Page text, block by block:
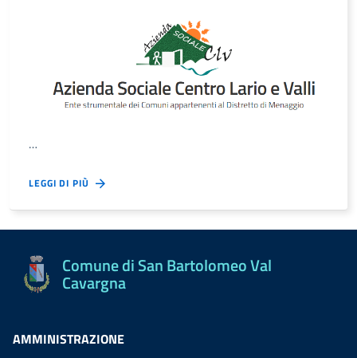
…
LEGGI DI PIÙ
Comune di San Bartolomeo Val
Cavargna
AMMINISTRAZIONE